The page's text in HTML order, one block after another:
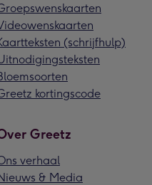
(schrijfhulp)
kortingscode
Greetz
verhaal
& Media